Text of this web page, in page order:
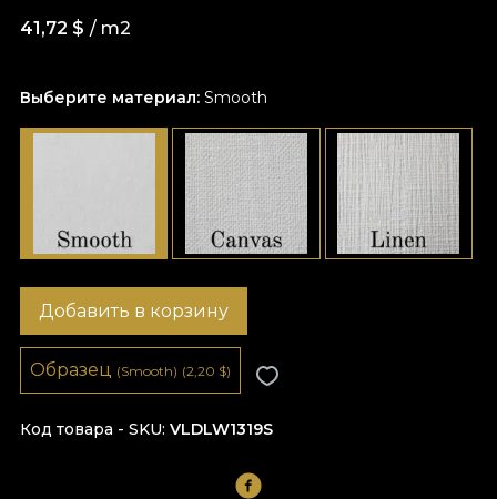
Выберите материал: Smooth
41,72 $ / m2
Код товара - SKU VLDLW1319S
Добавить в корзину
Образец (Smooth) (2,20 $)